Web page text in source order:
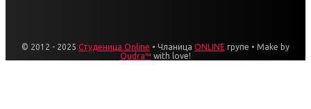
© 2012 - 2025 Студеница Online • Чланица ONLINE групе • Make by
Qudra™ with love!